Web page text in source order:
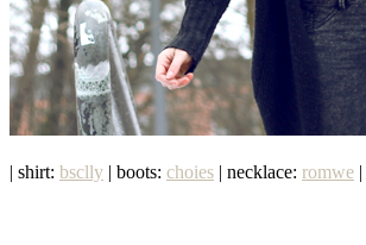
| shirt: bsclly | boots: choies | necklace: romwe |